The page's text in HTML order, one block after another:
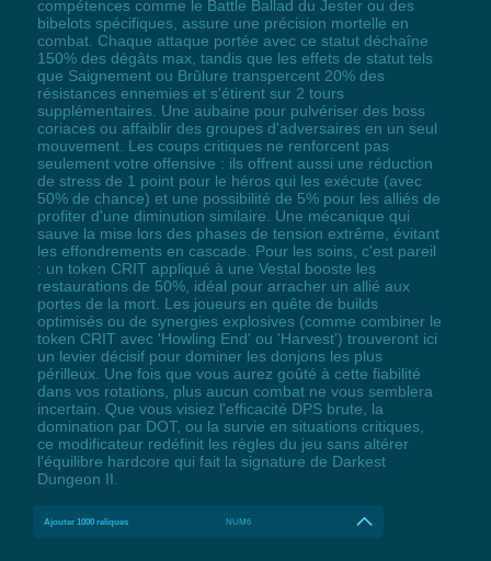
compétences comme le Battle Ballad du Jester ou des
bibelots spécifiques, assure une précision mortelle en
combat. Chaque attaque portée avec ce statut déchaîne
150% des dégâts max, tandis que les effets de statut tels
que Saignement ou Brûlure transpercent 20% des
résistances ennemies et s'étirent sur 2 tours
supplémentaires. Une aubaine pour pulvériser des boss
coriaces ou affaiblir des groupes d'adversaires en un seul
mouvement. Les coups critiques ne renforcent pas
seulement votre offensive : ils offrent aussi une réduction
de stress de 1 point pour le héros qui les exécute (avec
50% de chance) et une possibilité de 5% pour les alliés de
profiter d'une diminution similaire. Une mécanique qui
sauve la mise lors des phases de tension extrême, évitant
les effondrements en cascade. Pour les soins, c'est pareil
: un token CRIT appliqué à une Vestal booste les
restaurations de 50%, idéal pour arracher un allié aux
portes de la mort. Les joueurs en quête de builds
optimisés ou de synergies explosives (comme combiner le
token CRIT avec 'Howling End' ou 'Harvest') trouveront ici
un levier décisif pour dominer les donjons les plus
périlleux. Une fois que vous aurez goûté à cette fiabilité
dans vos rotations, plus aucun combat ne vous semblera
incertain. Que vous visiez l'efficacité DPS brute, la
domination par DOT, ou la survie en situations critiques,
ce modificateur redéfinit les règles du jeu sans altérer
l'équilibre hardcore qui fait la signature de Darkest
Dungeon II.
Ajouter 1000 reliques NUM6